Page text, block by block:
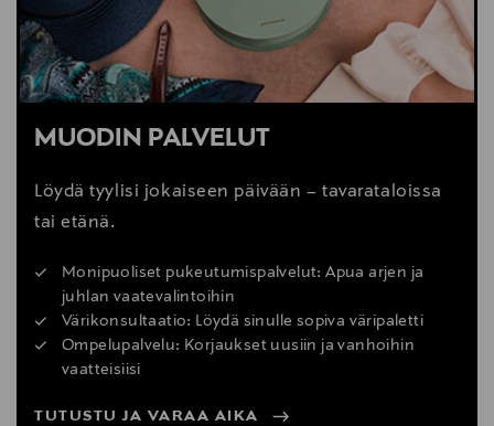
MUODIN PALVELUT
Löydä tyylisi jokaiseen päivään – tavarataloissa
tai etänä.
Monipuoliset pukeutumispalvelut: Apua arjen ja
juhlan vaatevalintoihin
Värikonsultaatio: Löydä sinulle sopiva väripaletti
Ompelupalvelu: Korjaukset uusiin ja vanhoihin
vaatteisiisi
TUTUSTU JA VARAA AIKA